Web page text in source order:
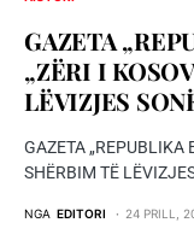
GAZETA
„ZËRI I
LËVIZJES
GAZETA „REPUBLIKA
SHËRBIM TË
NGA EDITORI 24 PRILL,